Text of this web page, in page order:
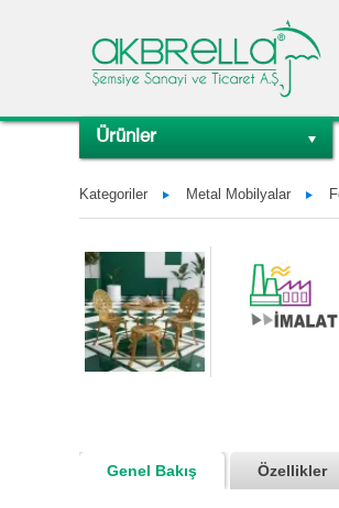
Ürünler
Kategoriler Metal Mobilyalar
Genel Bakış Özellikler